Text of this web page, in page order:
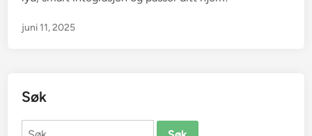
juni 11, 2025
Søk
Søk